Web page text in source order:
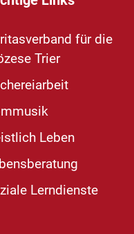
für die
Trier
Leben
Lerndienste